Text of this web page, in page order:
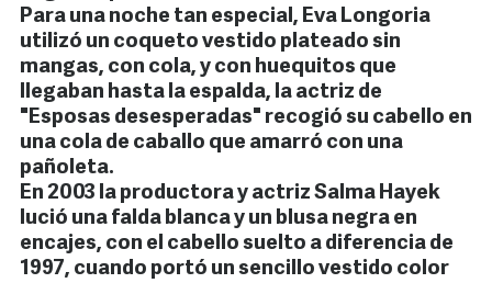
Para una noche tan especial, Eva Longoria
utilizó un coqueto vestido plateado sin
mangas, con cola, y con huequitos que
llegaban hasta la espalda, la actriz de
"Esposas desesperadas" recogió su cabello en
una cola de caballo que amarró con una
pañoleta.
En 2003 la productora y actriz Salma Hayek
lució una falda blanca y un blusa negra en
encajes, con el cabello suelto a diferencia de
1997, cuando portó un sencillo vestido color